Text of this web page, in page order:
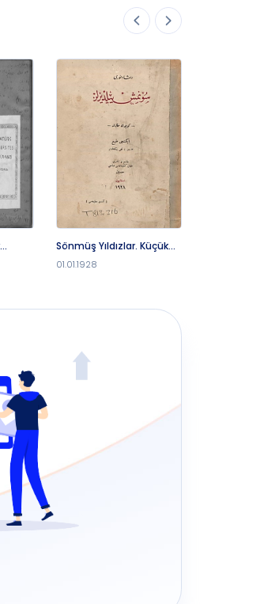
Sönmüş Yıldızlar. Küçük
01.01.1928